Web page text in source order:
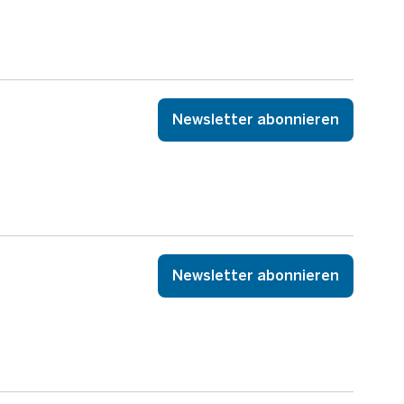
Newsletter abonnieren
Newsletter abonnieren